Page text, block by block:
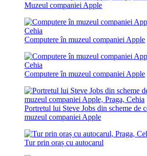
Muzeul companiei Apple
Computere în muzeul companiei Apple
Computere în muzeul companiei Apple
Portretul lui Steve Jobs din scheme de
muzeul companiei Apple
Tur prin oraș cu autocarul